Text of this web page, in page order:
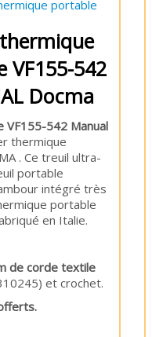
VF155-542
Docma
VF155-542 Manual
thermique
. Ce treuil ultra-
portable
intégré très
portable
en Italie.
de corde textile
et crochet.